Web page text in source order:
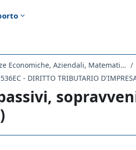
Dipartimento di Scienze Economiche, Aziendali, Matematiche e Statistiche
536EC - DIRITTO TRIBUTARIO